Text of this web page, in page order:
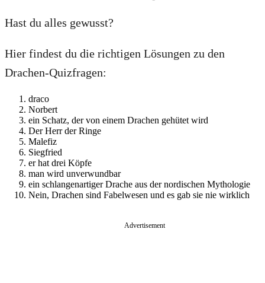
Hast du alles gewusst?
Hier findest du die richtigen Lösungen zu den
Drachen-Quizfragen:
draco
Norbert
ein Schatz, der von einem Drachen gehütet wird
Der Herr der Ringe
Malefiz
Siegfried
er hat drei Köpfe
man wird unverwundbar
ein schlangenartiger Drache aus der nordischen Mythologie
Nein, Drachen sind Fabelwesen und es gab sie nie wirklich
Advertisement